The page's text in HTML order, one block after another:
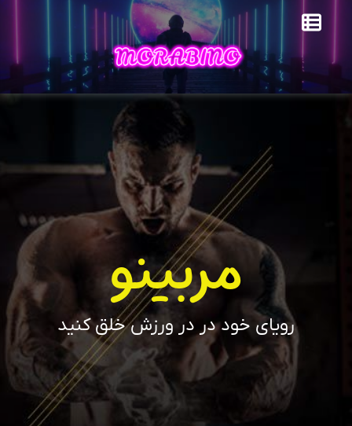
مربینو
رویای خود در در ورزش خلق کنید